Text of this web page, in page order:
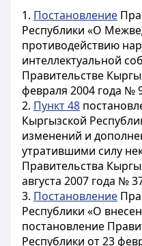
1. Постановление
Республики «О
противодействию
интеллектуальной
Правительстве
февраля 2004 года №
2. Пункт 48
Кыргызской
изменений и
утратившими силу
Правительства
августа 2007 года №
3. Постановление
Республики «О
постановление
Республики от 23